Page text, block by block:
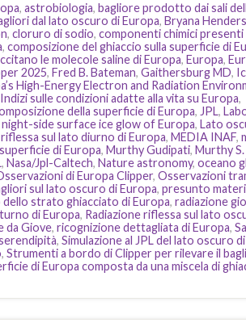
, astrobiologia, bagliore prodotto dai sali
dal lato oscuro di Europa, Bryana
, cloruro di sodio, componenti chimici presenti
, composizione del ghiaccio sulla superficie di
le molecole saline di Europa, Europa,
2025, Fred B. Bateman, Gaithersburg MD,
High-Energy Electron and Radiation
Indizi sulle condizioni adatte alla vita su Europa,
della superficie di Europa, JPL,
side surface ice glow of Europa, Lato
sul lato diurno di Europa, MEDIA INAF,
di Europa, Murthy Gudipati, Murthy S.
, Nasa/Jpl-Caltech, Nature astronomy, oceano
di Europa Clipper, Osservazioni
sul lato oscuro di Europa, presunto
strato ghiacciato di Europa, radiazione
di Europa, Radiazione riflessa sul lato
da Giove, ricognizione dettagliata di Europa,
, Simulazione al JPL del lato oscuro
, Strumenti a bordo di Clipper per rilevare il
di Europa composta da una miscela di